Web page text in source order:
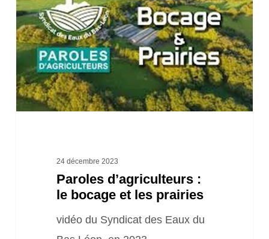
le
bocage
les
prairies
24 décembre 2023
Paroles d’agriculteurs :
le bocage et les prairies
vidéo du Syndicat des Eaux du